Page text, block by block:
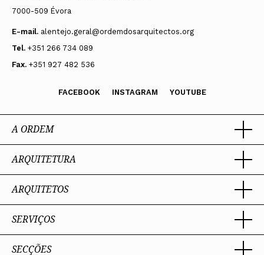
7000-509 Évora
E-mail. alentejo.geral@ordemdosarquitectos.org
Tel. +351 266 734 089
Fax. +351 927 482 536
FACEBOOK INSTAGRAM YOUTUBE
A ORDEM
Ordem dos Arquitectos
Sobre a OA
Legado
Estatuto e Regulamentos
Comissões Técnicas
Membros Honorários
ARQUITETURA
Trabalhar com Arquiteto
Porquê um Arquiteto
Boas práticas
ARQUITETOS
Portal dos Arquitectos
Sobre o Portal
SERVIÇOS
SECÇÕES